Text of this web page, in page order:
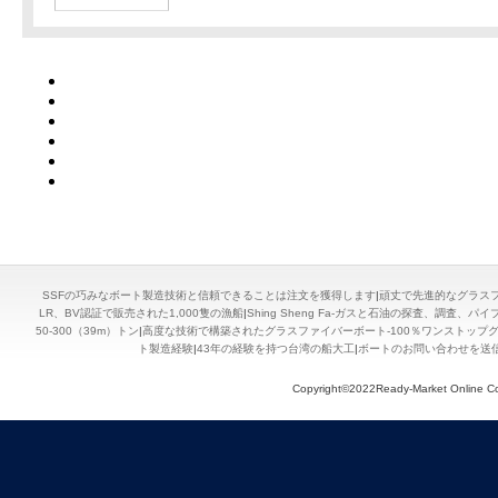
SSFの巧みなボート製造技術と信頼できることは注文を獲得します|頑丈で先進的なグラス
LR、BV認証で販売された1,000隻の漁船|Shing Sheng Fa-ガスと石油の探査、調査、パイ
50-300（39m）トン|高度な技術で構築されたグラスファイバーボート-100％ワンストップ
ト製造経験|43年の経験を持つ台湾の船大工|ボートのお問い合わせを送
Copyright©2022Ready-Market Online